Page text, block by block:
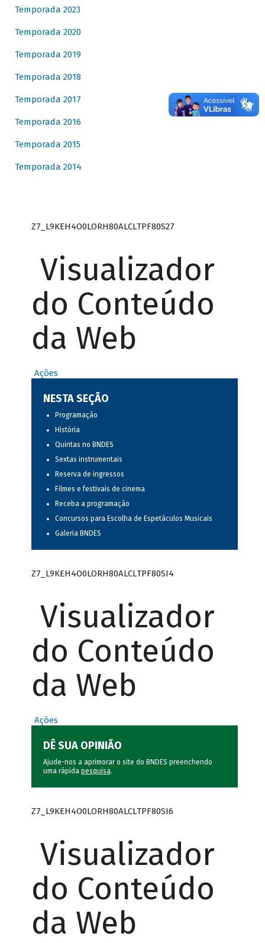
Temporada 2023
Temporada 2020
Temporada 2019
Temporada 2018
Temporada 2017
Temporada 2016
Temporada 2015
Temporada 2014
Z7_L9KEH4O0LORH80ALCLTPF80S27
Visualizador
do Conteúdo
da Web
Ações
NESTA SEÇÃO
Programação
História
Quintas no BNDES
Sextas instrumentais
Reserva de ingressos
Filmes e festivais de cinema
Receba a programação
Concursos para Escolha de Espetáculos Musicais
Galeria BNDES
Z7_L9KEH4O0LORH80ALCLTPF80SI4
Visualizador
do Conteúdo
da Web
Ações
DÊ SUA OPINIÃO
Ajude-nos a aprimorar o site do BNDES preenchendo
uma rápida pesquisa.
Z7_L9KEH4O0LORH80ALCLTPF80SI6
Visualizador
do Conteúdo
da Web